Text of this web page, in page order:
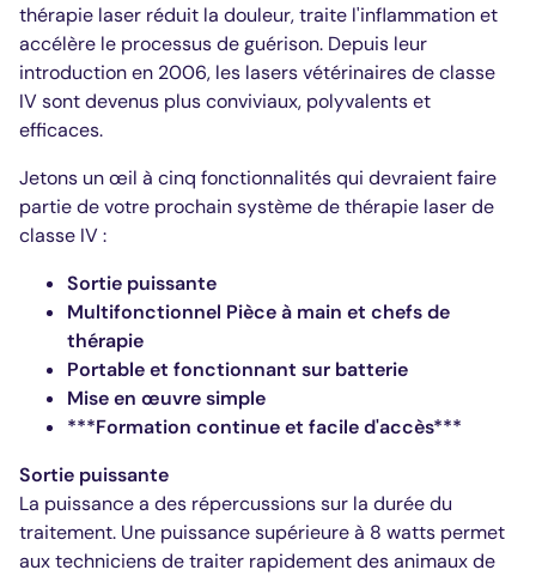
thérapie laser réduit la douleur, traite l'inflammation et
accélère le processus de guérison. Depuis leur
introduction en 2006, les lasers vétérinaires de classe
IV sont devenus plus conviviaux, polyvalents et
efficaces.
Jetons un œil à cinq fonctionnalités qui devraient faire
partie de votre prochain système de thérapie laser de
classe IV :
Sortie puissante
Multifonctionnel Pièce à main et chefs de
thérapie
Portable et fonctionnant sur batterie
Mise en œuvre simple
***Formation continue et facile d'accès***
Sortie puissante
La puissance a des répercussions sur la durée du
traitement. Une puissance supérieure à 8 watts permet
aux techniciens de traiter rapidement des animaux de